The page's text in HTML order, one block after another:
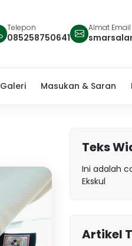
Telepon
085258750641
Almat Email
Galeri Masukan & Saran
Teks
Ini adalah
Ekskul
Artikel